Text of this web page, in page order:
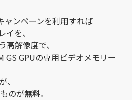
ャンペーンを利用すれば
を、
解像度で、
GS GPUの専用ビデオメモリー
のが無料。